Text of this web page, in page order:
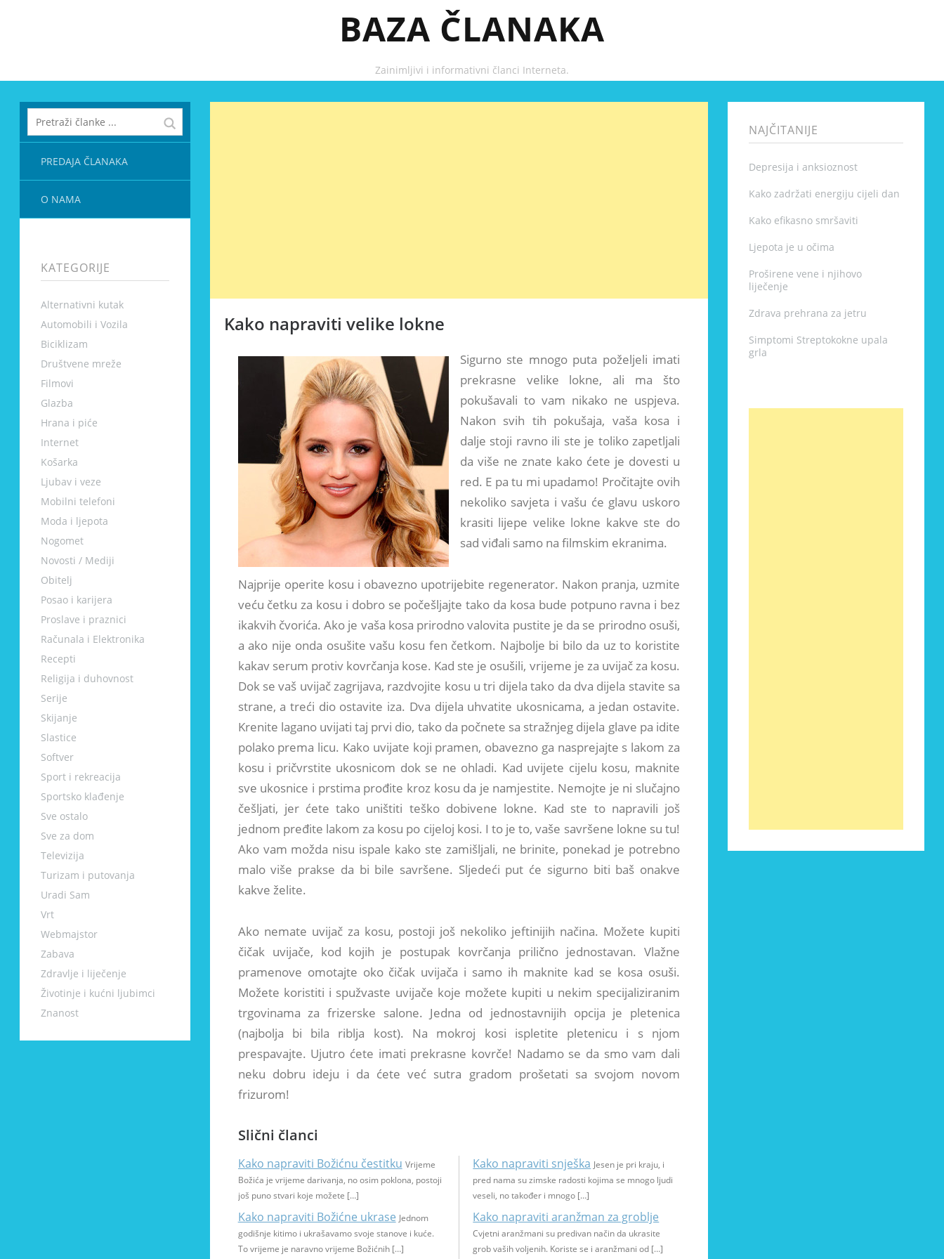
BAZA ČLANAKA
Zainimljivi i informativni članci Interneta.
PREDAJA ČLANAKA
O NAMA
KATEGORIJE
Alternativni kutak
Automobili i Vozila
Biciklizam
Društvene mreže
Filmovi
Glazba
Hrana i piće
Internet
Košarka
Ljubav i veze
Mobilni telefoni
Moda i ljepota
Nogomet
Novosti / Mediji
Obitelj
Posao i karijera
Proslave i praznici
Računala i Elektronika
Recepti
Religija i duhovnost
Serije
Skijanje
Slastice
Softver
Sport i rekreacija
Sportsko klađenje
Sve ostalo
Sve za dom
Televizija
Turizam i putovanja
Uradi Sam
Vrt
Webmajstor
Zabava
Zdravlje i liječenje
Životinje i kućni ljubimci
Znanost
Kako napraviti velike lokne
Sigurno ste mnogo puta poželjeli imati
prekrasne velike lokne, ali ma što
pokušavali to vam nikako ne uspjeva.
Nakon svih tih pokušaja, vaša kosa i
dalje stoji ravno ili ste je toliko zapetljali
da više ne znate kako ćete je dovesti u
red. E pa tu mi upadamo! Pročitajte ovih
nekoliko savjeta i vašu će glavu uskoro
krasiti lijepe velike lokne kakve ste do
sad viđali samo na filmskim ekranima.
Najprije operite kosu i obavezno upotrijebite regenerator. Nakon pranja, uzmite
veću četku za kosu i dobro se počešljajte tako da kosa bude potpuno ravna i bez
ikakvih čvorića. Ako je vaša kosa prirodno valovita pustite je da se prirodno osuši,
a ako nije onda osušite vašu kosu fen četkom. Najbolje bi bilo da uz to koristite
kakav serum protiv kovrčanja kose. Kad ste je osušili, vrijeme je za uvijač za kosu.
Dok se vaš uvijač zagrijava, razdvojite kosu u tri dijela tako da dva dijela stavite sa
strane, a treći dio ostavite iza. Dva dijela uhvatite ukosnicama, a jedan ostavite.
Krenite lagano uvijati taj prvi dio, tako da počnete sa stražnjeg dijela glave pa idite
polako prema licu. Kako uvijate koji pramen, obavezno ga nasprejajte s lakom za
kosu i pričvrstite ukosnicom dok se ne ohladi. Kad uvijete cijelu kosu, maknite
sve ukosnice i prstima prođite kroz kosu da je namjestite. Nemojte je ni slučajno
češljati, jer ćete tako uništiti teško dobivene lokne. Kad ste to napravili još
jednom pređite lakom za kosu po cijeloj kosi. I to je to, vaše savršene lokne su tu!
Ako vam možda nisu ispale kako ste zamišljali, ne brinite, ponekad je potrebno
malo više prakse da bi bile savršene. Sljedeći put će sigurno biti baš onakve
kakve želite.
Ako nemate uvijač za kosu, postoji još nekoliko jeftinijih načina. Možete kupiti
čičak uvijače, kod kojih je postupak kovrčanja prilično jednostavan. Vlažne
pramenove omotajte oko čičak uvijača i samo ih maknite kad se kosa osuši.
Možete koristiti i spužvaste uvijače koje možete kupiti u nekim specijaliziranim
trgovinama za frizerske salone. Jedna od jednostavnijih opcija je pletenica
(najbolja bi bila riblja kost). Na mokroj kosi ispletite pletenicu i s njom
prespavajte. Ujutro ćete imati prekrasne kovrče! Nadamo se da smo vam dali
neku dobru ideju i da ćete već sutra gradom prošetati sa svojom novom
frizurom!
Slični članci
Kako napraviti Božićnu čestitku Vrijeme
Božića je vrijeme darivanja, no osim poklona, postoji
još puno stvari koje možete […]
Kako napraviti Božićne ukrase Jednom
godišnje kitimo i ukrašavamo svoje stanove i kuće.
To vrijeme je naravno vrijeme Božićnih […]
Kako napraviti snješka Jesen je pri kraju, i
pred nama su zimske radosti kojima se mnogo ljudi
veseli, no također i mnogo […]
Kako napraviti aranžman za groblje
Cvjetni aranžmani su predivan način da ukrasite
grob vaših voljenih. Koriste se i aranžmani od […]
NAJČITANIJE
Depresija i anksioznost
Kako zadržati energiju cijeli dan
Kako efikasno smršaviti
Ljepota je u očima
Proširene vene i njihovo
liječenje
Zdrava prehrana za jetru
Simptomi Streptokokne upala
grla